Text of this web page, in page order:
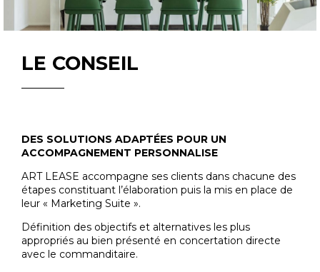
LE CONSEIL
DES SOLUTIONS ADAPTÉES POUR UN
ACCOMPAGNEMENT PERSONNALISE
ART LEASE accompagne ses clients dans chacune des
étapes constituant l’élaboration puis la mis en place de
leur « Marketing Suite ».
Définition des objectifs et alternatives les plus
appropriés au bien présenté en concertation directe
avec le commanditaire.